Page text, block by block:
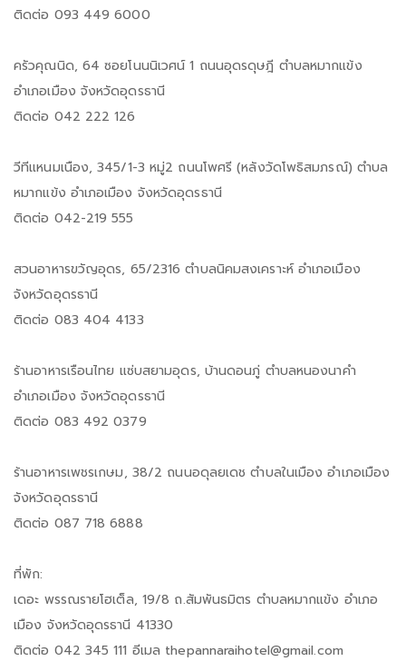
ติดต่อ 093 449 6000
ครัวคุณนิด, 64 ซอยโนนนิเวศน์ 1 ถนนอุดรดุษฎี ตำบลหมากแข้ง
อำเภอเมือง จังหวัดอุดรธานี
ติดต่อ 042 222 126
วีทีแหนมเนือง, 345/1-3 หมู่2 ถนนโพศรี (หลังวัดโพธิสมภรณ์) ตำบล
หมากแข้ง อำเภอเมือง จังหวัดอุดรธานี
ติดต่อ 042-219 555
สวนอาหารขวัญอุดร, 65/2316 ตำบลนิคมสงเคราะห์ อำเภอเมือง
จังหวัดอุดรธานี
ติดต่อ 083 404 4133
ร้านอาหารเรือนไทย แซ่บสยามอุดร, บ้านดอนภู่ ตำบลหนองนาคำ
อำเภอเมือง จังหวัดอุดรธานี
ติดต่อ 083 492 0379
ร้านอาหารเพชรเกษม, 38/2 ถนนอดุลยเดช ตำบลในเมือง อำเภอเมือง
จังหวัดอุดรธานี
ติดต่อ 087 718 6888
ที่พัก:
เดอะ พรรณรายโฮเต็ล, 19/8 ถ.สัมพันธมิตร ตำบลหมากแข้ง อำเภอ
เมือง จังหวัดอุดรธานี 41330
ติดต่อ 042 345 111 อีเมล thepannaraihotel@gmail.com